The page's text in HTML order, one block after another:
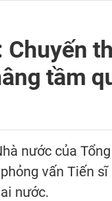
tầm
nước của
vấn Tiến
nước.